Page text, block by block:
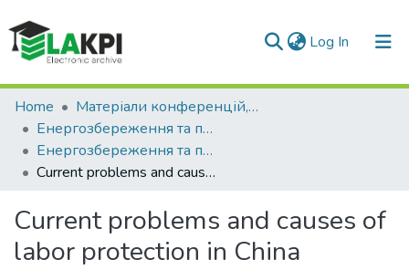
Log In (current)
Communities & Collections
All of DSpace
Statistics
Home
Матеріали конференцій, семінарів і т.п.
Енергозбереження та промислова безпека: виклики та перспективи
Енергозбереження та промислова безпека: виклики та перспективи (2 ; 2019 ; Київ)
Current problems and causes of labor protection in China
Current problems and causes of
labor protection in China